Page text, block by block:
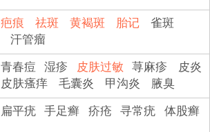
疤痕 祛斑 黄褐斑 胎记
雀斑
汗管瘤
青春痘 湿疹 皮肤过敏 荨麻疹
皮炎
皮肤瘙痒
毛囊炎 甲沟炎 腋臭
扁平疣 手足癣 疥疮 寻常疣 体股癣